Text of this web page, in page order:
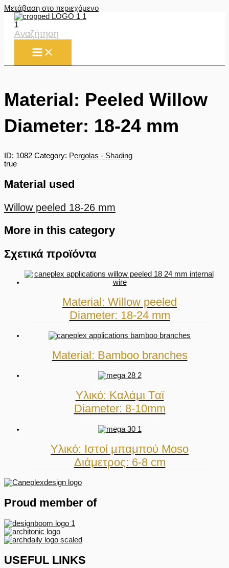
Μετάβαση στο περιεχόμενο
Αναζήτηση
Material: Peeled Willow
Diameter: 18-24 mm
ID: 1082 Category: Pergolas - Shading
true
Material used
Willow peeled 18-26 mm
More in this category
Σχετικά προϊόντα
Material: Willow peeled
Diameter: 18-24 mm
Material: Bamboo branches
Υλικό: Καλάμι Tαϊ
Diameter: 8-10mm
Υλικό: Ιστοί μπαμπού Moso
Διάμετρος: 6-8 cm
Proud member of
USEFUL LINKS